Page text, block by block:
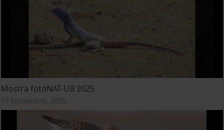
Mostra fotoNAT-UB 2025
17 Diciembre, 2025